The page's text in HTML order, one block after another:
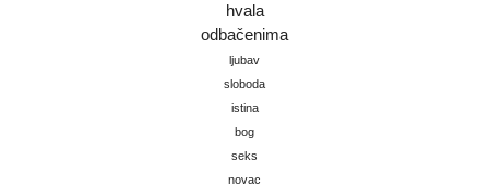
hvala
odbačenima
ljubav
sloboda
istina
bog
seks
novac